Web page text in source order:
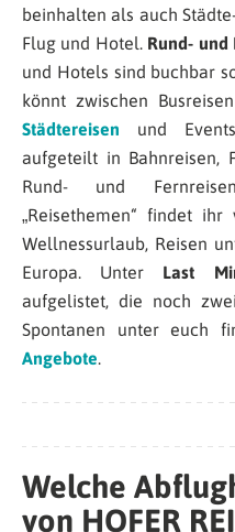
beinhalten als auch
Flug und Hotel. Rund- und
und Hotels sind buchbar
könnt zwischen
Städtereisen und
aufgeteilt in Bahnreisen,
Rund- und
„Reisethemen“ findet ihr
Wellnessurlaub, Reisen
Europa. Unter Last
aufgelistet, die noch
Spontanen unter euch
Angebote.
Welche
von HOFER